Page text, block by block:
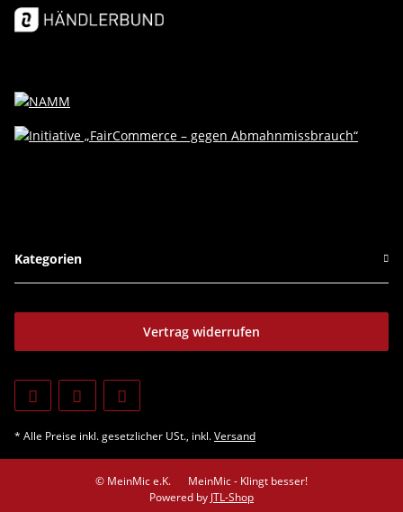
Kategorien
Vertrag widerrufen
* Alle Preise inkl. gesetzlicher USt., inkl.Versand
© MeinMic e.K.
MeinMic - Klingt besser!
Powered by JTL-Shop